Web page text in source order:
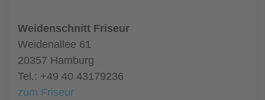
Weidenschnitt Friseur
Weidenallee 61
20357 Hamburg
Tel.: +49 40 43179236
zum Friseur